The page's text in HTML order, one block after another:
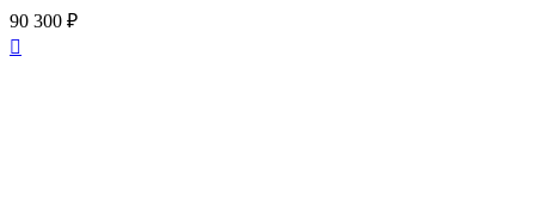
90 300 ₽
